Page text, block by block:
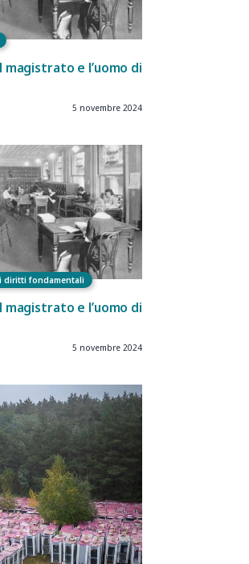
magistrato e l’uomo di
5 novembre 2024
diritti fondamentali
magistrato e l’uomo di
5 novembre 2024